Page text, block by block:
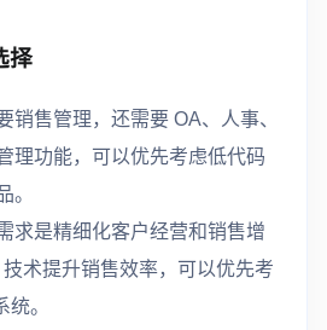
择
销售管理，还需要 OA、人事、
理功能，可以优先考虑低代码
。
求是精细化客户经营和销售增
术提升销售效率，可以优先考
。